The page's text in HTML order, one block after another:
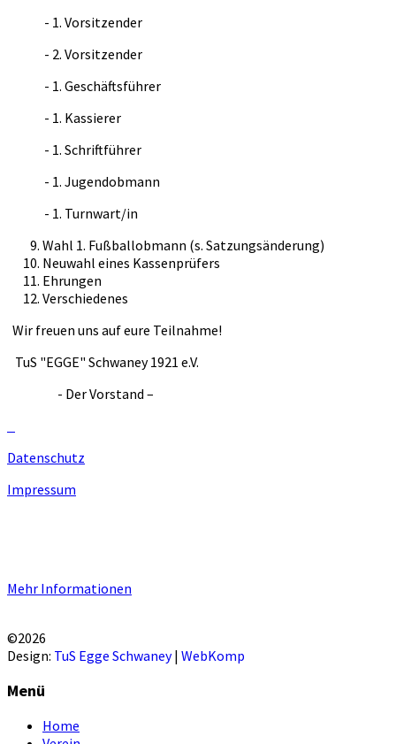
- 1. Vorsitzender
- 2. Vorsitzender
- 1. Geschäftsführer
- 1. Kassierer
- 1. Schriftführer
- 1. Jugendobmann
- 1. Turnwart/in
Wahl 1. Fußballobmann (s. Satzungsänderung)
Neuwahl eines Kassenprüfers
Ehrungen
Verschiedenes
Wir freuen uns auf eure Teilnahme!
TuS "EGGE" Schwaney 1921 e.V.
- Der Vorstand –
Datenschutz
Impressum
Mehr Informationen
©2026
Design: TuS Egge Schwaney| WebKomp
Menü
Home